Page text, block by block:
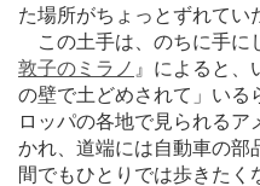
た場所がちょっとずれてい
この土手は、のちに手に
敦子のミラノ 』によると、
の壁で土どめされて」いる
ロッパの各地で見られる
かれ、道端には自動車の部
間でもひとりでは歩きたく